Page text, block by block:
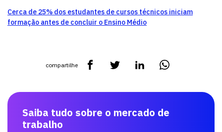
Cerca de 25% dos estudantes de cursos técnicos iniciam
formação antes de concluir o Ensino Médio
compartilhe
Saiba tudo sobre o mercado de
trabalho